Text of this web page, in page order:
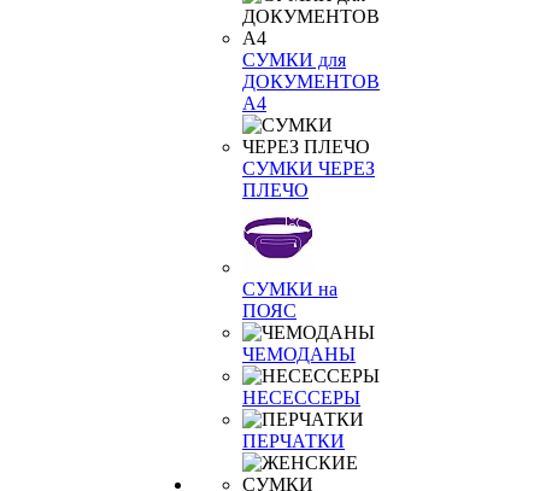
СУМКИ для
ДОКУМЕНТОВ
А4
СУМКИ ЧЕРЕЗ
ПЛЕЧО
СУМКИ на
ПОЯС
ЧЕМОДАНЫ
НЕСЕССЕРЫ
ПЕРЧАТКИ